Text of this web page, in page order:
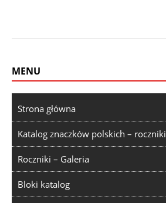
MENU
Strona główna
Katalog znaczków polskich – roczniki
Roczniki – Galeria
Bloki katalog